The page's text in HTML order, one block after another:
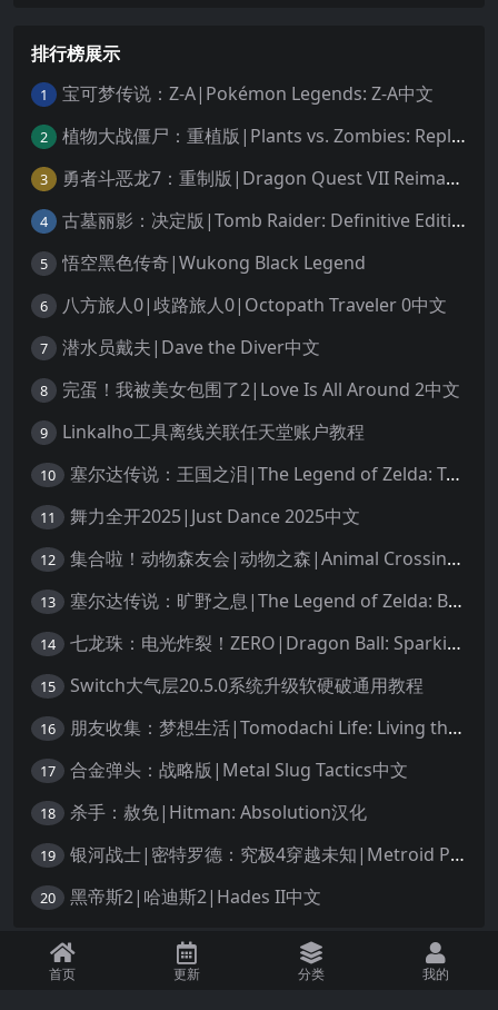
排行榜展示
1 宝可梦传说：Z-A|Pokémon Legends: Z-A中文
2 植物大战僵尸：重植版|Plants vs. Zombies: Replanted中文
3 勇者斗恶龙7：重制版|Dragon Quest VII Reimagined中文
4 古墓丽影：决定版|Tomb Raider: Definitive Edition中文
5 悟空黑色传奇|Wukong Black Legend
6 八方旅人0|歧路旅人0|Octopath Traveler 0中文
7 潜水员戴夫|Dave the Diver中文
8 完蛋！我被美女包围了2|Love Is All Around 2中文
9 Linkalho工具离线关联任天堂账户教程
10 塞尔达传说：王国之泪|The Legend of Zelda: Tears of the Kingdom中文
11 舞力全开2025|Just Dance 2025中文
12 集合啦！动物森友会|动物之森|Animal Crossing: New Horizons中文
13 塞尔达传说：旷野之息|The Legend of Zelda: Breath of the Wild中文
14 七龙珠：电光炸裂！ZERO|Dragon Ball: Sparking! Zero中文
15 Switch大气层20.5.0系统升级软硬破通用教程
16 朋友收集：梦想生活|Tomodachi Life: Living the Dream中文
17 合金弹头：战略版|Metal Slug Tactics中文
18 杀手：赦免|Hitman: Absolution汉化
19 银河战士|密特罗德：究极4穿越未知|Metroid Prime 4: Beyond中文
20 黑帝斯2|哈迪斯2|Hades II中文
免责声明：本站资源均源自网络，诺涉及您的版权，知识产权或其他利益，请附
首页 更新 分类 我的